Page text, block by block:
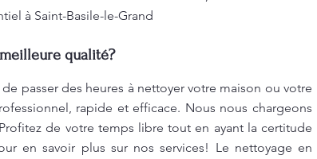
à Saint-Basile-le-Grand
qualité?
passer des heures à nettoyer votre maison ou votre
rapide et efficace. Nous nous chargeons
de votre temps libre tout en ayant la certitude
en savoir plus sur nos services! Le nettoyage en